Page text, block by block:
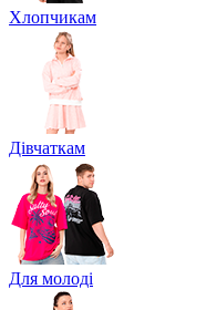
Хлопчикам
Дівчаткам
Для молоді